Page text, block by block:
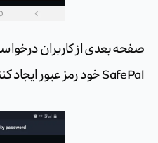
صفحه بعدی از کاربران
SafePal خود رمز عبور ایجاد کنند.